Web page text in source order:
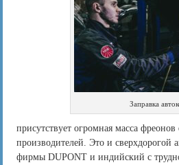
Заправка
присутствует огромная масса
производителей. Это и сверхдорогой
фирмы DUPONT и индийский с